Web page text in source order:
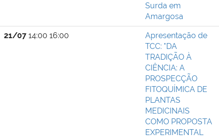
Surda em
Amargosa
21/07 14:00 16:00
Apresentação de
TCC: "DA
TRADIÇÃO À
CIÊNCIA: A
PROSPECÇÃO
FITOQUÍMICA DE
PLANTAS
MEDICINAIS
COMO PROPOSTA
EXPERIMENTAL